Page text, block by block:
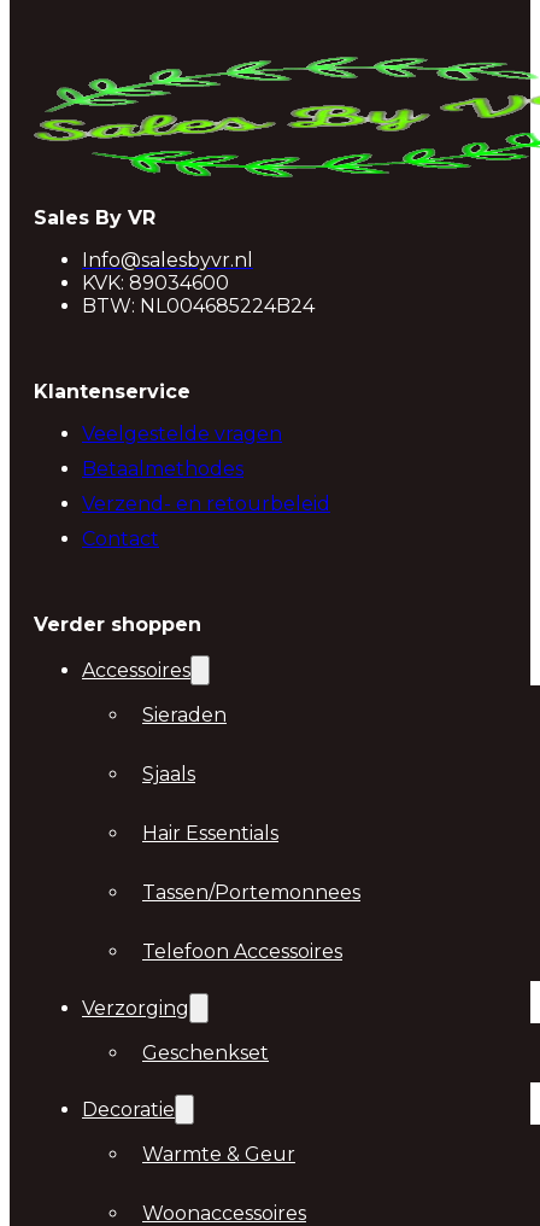
Sales By VR
Info@salesbyvr.nl
KVK: 89034600
BTW: NL004685224B24
Klantenservice
Veelgestelde vragen
Betaalmethodes
Verzend- en retourbeleid
Contact
Verder shoppen
Accessoires
Sieraden
Sjaals
Hair Essentials
Tassen/Portemonnees
Telefoon Accessoires
Verzorging
Geschenkset
Decoratie
Warmte & Geur
Woonaccessoires